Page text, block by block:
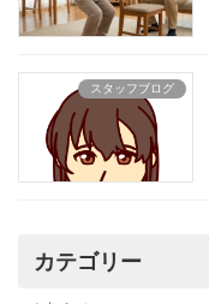
スタッフブログ
カテゴリー